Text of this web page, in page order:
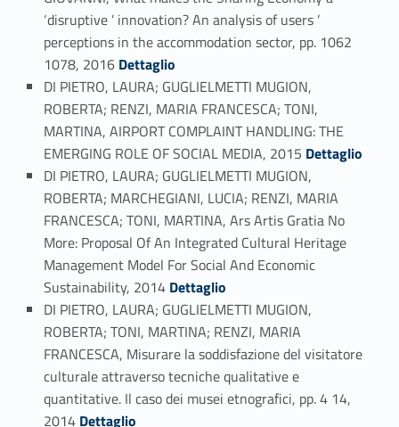
‘disruptive ’ innovation? An analysis of users ’
perceptions in the accommodation sector, pp. 1062
1078, 2016 Link identifier #identifier_person_157104-42
Dettaglio
DI PIETRO, LAURA; GUGLIELMETTI MUGION,
ROBERTA; RENZI, MARIA FRANCESCA; TONI,
MARTINA, AIRPORT COMPLAINT HANDLING: THE
EMERGING ROLE OF SOCIAL MEDIA, 2015 Link identifier #identifier_person_135013-43
Dettaglio
DI PIETRO, LAURA; GUGLIELMETTI MUGION,
ROBERTA; MARCHEGIANI, LUCIA; RENZI, MARIA
FRANCESCA; TONI, MARTINA, Ars Artis Gratia No
More: Proposal Of An Integrated Cultural Heritage
Management Model For Social And Economic
Sustainability, 2014 Link identifier #identifier_person_96438-44
Dettaglio
DI PIETRO, LAURA; GUGLIELMETTI MUGION,
ROBERTA; TONI, MARTINA; RENZI, MARIA
FRANCESCA, Misurare la soddisfazione del visitatore
culturale attraverso tecniche qualitative e
quantitative. Il caso dei musei etnografici, pp. 4 14,
2014 Link identifier #identifier_person_21065-45
Dettaglio